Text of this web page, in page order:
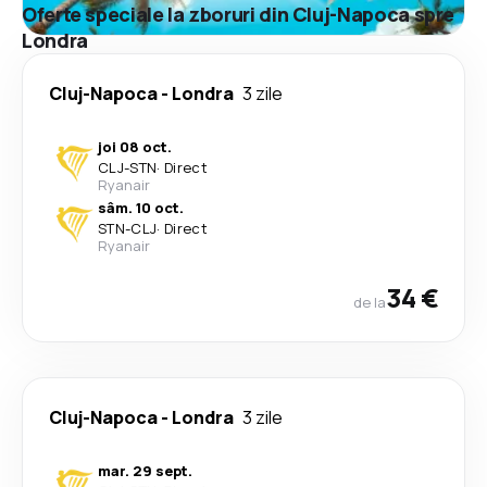
Oferte speciale la zboruri din Cluj-Napoca spre
Londra
Cluj-Napoca- Londra 3 zile
joi 08 oct.
CLJ-STN· Direct
Ryanair
sâm. 10 oct.
STN-CLJ· Direct
Ryanair
de la34 €
Cluj-Napoca- Londra 3 zile
mar. 29 sept.